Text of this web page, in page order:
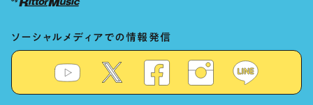
ソーシャルメディアでの情報発信